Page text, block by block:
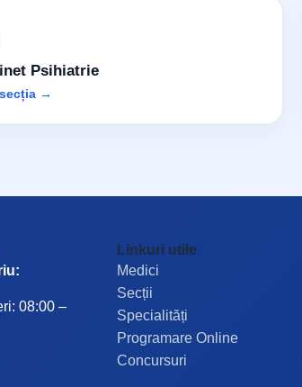
Psihiatrie
→
08:00 –
Linkuri utile
Medici
Secții
Specialități
Programare Online
Concursuri